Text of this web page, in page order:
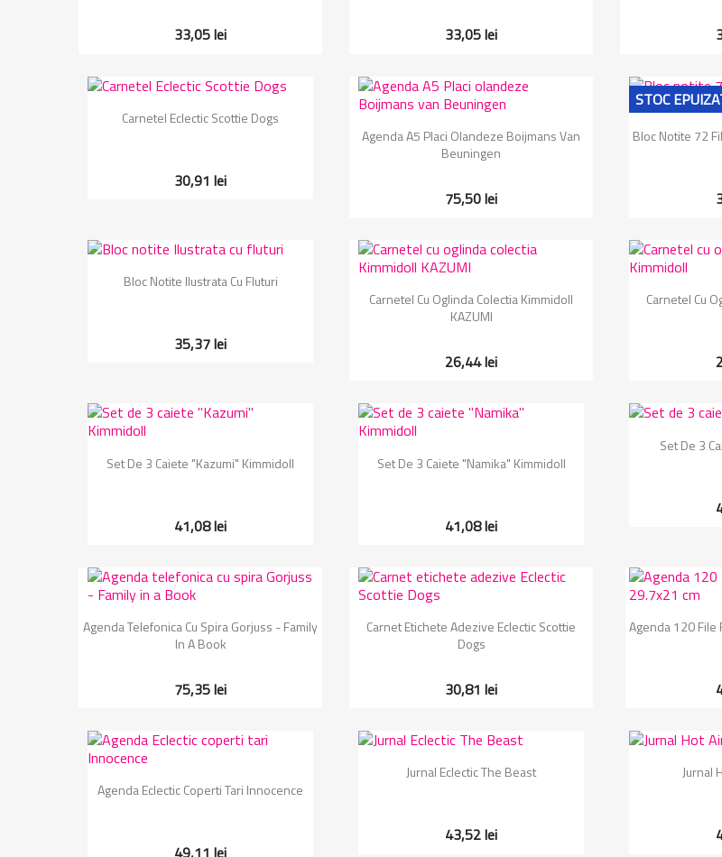
33,05 lei 33,05 lei
Vizualizare rapida
Carnetel Eclectic Scottie Dogs
30,91 lei
Vizualizare rapida
Agenda A5 Placi Olandeze Boijmans Van
Beuningen
75,50 lei

Bloc Notite 72
STOC
Vizualizare rapida
Bloc Notite Ilustrata Cu Fluturi
35,37 lei
Vizualizare rapida
Carnetel Cu Oglinda Colectia Kimmidoll
KAZUMI
26,44 lei

Carnetel Cu
Vizualizare rapida
Set De 3 Caiete "Kazumi" Kimmidoll
41,08 lei
Vizualizare rapida
Set De 3 Caiete "Namika" Kimmidoll
41,08 lei

Set De 3
Vizualizare rapida
Agenda Telefonica Cu Spira Gorjuss - Family
In A Book
75,35 lei
Vizualizare rapida
Carnet Etichete Adezive Eclectic Scottie
Dogs
30,81 lei

Agenda 120 File
Vizualizare rapida
Agenda Eclectic Coperti Tari Innocence
Vizualizare rapida
Jurnal Eclectic The Beast
43,52 lei

Jurnal